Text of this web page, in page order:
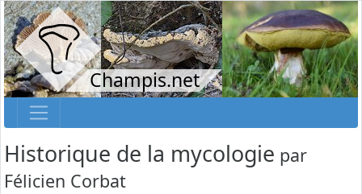
Champis.net
Historique de la mycologie par
Félicien Corbat